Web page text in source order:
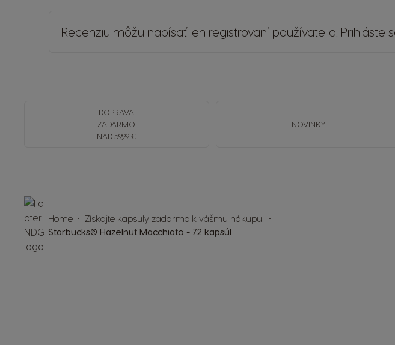
Recenziu môžu napísať len registrovaní používatelia. Prihláste
DOPRAVA
ZADARMO
NAD 59,99 €
NOVINKY
Home
Získajte kapsuly zadarmo k vášmu nákupu!
Starbucks® Hazelnut Macchiato - 72 kapsúl